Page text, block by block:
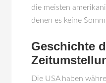
die meisten
denen es keine
Geschichte
Die USA haben